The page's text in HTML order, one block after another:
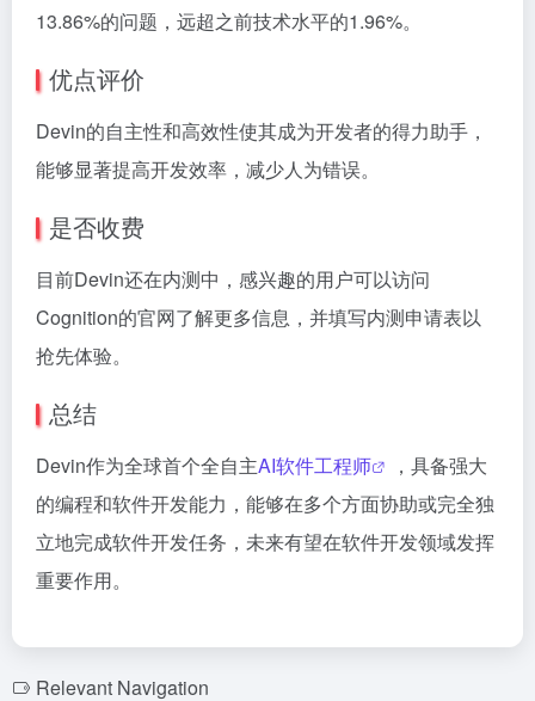
13.86%的问题，远超之前技术水平的1.96%。
优点评价
Devin的自主性和高效性使其成为开发者的得力助手，
能够显著提高开发效率，减少人为错误。
是否收费
目前Devin还在内测中，感兴趣的用户可以访问
Cognition的官网了解更多信息，并填写内测申请表以
抢先体验。
总结
Devin作为全球首个全自主AI软件工程师
，具备强大
的编程和软件开发能力，能够在多个方面协助或完全独
立地完成软件开发任务，未来有望在软件开发领域发挥
重要作用。
Relevant Navigation